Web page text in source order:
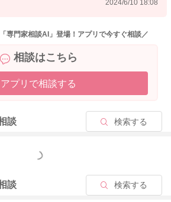
ている時のように覚醒しながら飲んでい
いかがでしょうか。
に悪い、睡眠の質が問題だ、というより
ていることが何よりも素晴らしいことだ
は同じようにいかないこともあります
くださっているように、これからも早
のはじまりとテレビからの音や光の刺激
2024/6/10 18:08
専門家相談AI」登場！アプリで今すぐ相談／
相談はこちら
アプリで相談する
談 検索する
もっと見る
談 検索する